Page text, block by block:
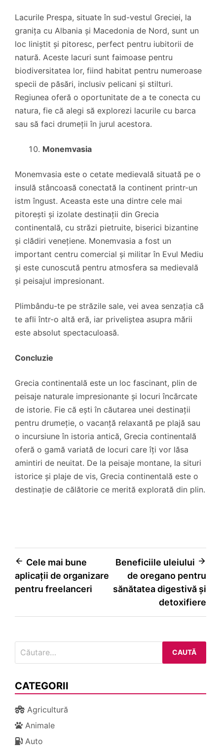
Lacurile Prespa, situate în sud-vestul Greciei, la
granița cu Albania și Macedonia de Nord, sunt un
loc liniștit și pitoresc, perfect pentru iubitorii de
natură. Aceste lacuri sunt faimoase pentru
biodiversitatea lor, fiind habitat pentru numeroase
specii de păsări, inclusiv pelicani și stilturi.
Regiunea oferă o oportunitate de a te conecta cu
natura, fie că alegi să explorezi lacurile cu barca
sau să faci drumeții în jurul acestora.
Monemvasia
Monemvasia este o cetate medievală situată pe o
insulă stâncoasă conectată la continent printr-un
istm îngust. Aceasta este una dintre cele mai
pitorești și izolate destinații din Grecia
continentală, cu străzi pietruite, biserici bizantine
și clădiri venețiene. Monemvasia a fost un
important centru comercial și militar în Evul Mediu
și este cunoscută pentru atmosfera sa medievală
și peisajul impresionant.
Plimbându-te pe străzile sale, vei avea senzația că
te afli într-o altă eră, iar priveliștea asupra mării
este absolut spectaculoasă.
Concluzie
Grecia continentală este un loc fascinant, plin de
peisaje naturale impresionante și locuri încărcate
de istorie. Fie că ești în căutarea unei destinații
pentru drumeție, o vacanță relaxantă pe plajă sau
o incursiune în istoria antică, Grecia continentală
oferă o gamă variată de locuri care îți vor lăsa
amintiri de neuitat. De la peisaje montane, la situri
istorice și plaje de vis, Grecia continentală este o
destinație de călătorie ce merită explorată din plin.
Navigare
în
Cele mai bune
aplicații de organizare
pentru freelanceri
Beneficiile uleiului
de oregano pentru
sănătatea digestivă și
detoxifiere
după:
CATEGORII
Agricultură
Animale
Auto